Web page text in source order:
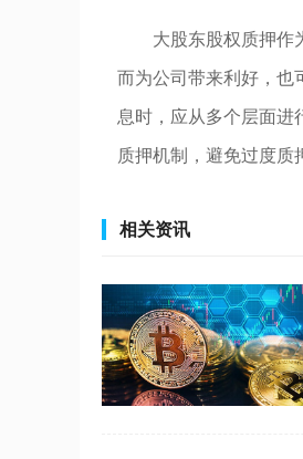
大股东股权质押作
而为公司带来利好，也
息时，应从多个层面进
质押机制，避免过度质
相关资讯